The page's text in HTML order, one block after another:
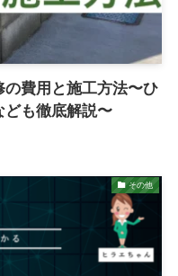
の費用と施工方法〜ひ
ども徹底解説〜
その他